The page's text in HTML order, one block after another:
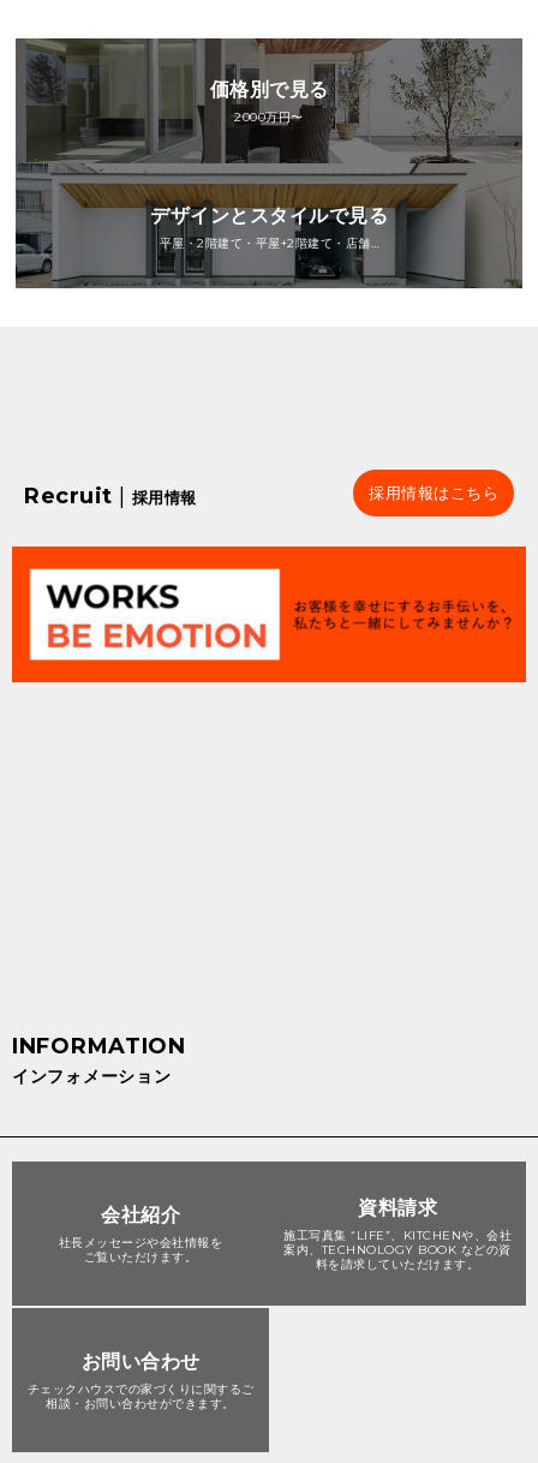
価格別で見る
2000万円〜
デザインとスタイルで見る
平屋・2階建て・平屋+2階建て・店舗…
Recruit 採用情報 採用情報はこちら
インフォメーション
会社紹介
社長メッセージや会社情報を
ご覧いただけます。
資料請求
施工写真集 “LIFE”、KITCHENや、会社
案内、TECHNOLOGY BOOK などの資
料を請求していただけます。
お問い合わせ
チェックハウスでの家づくりに関する ご
相談・お問い合わせができます。